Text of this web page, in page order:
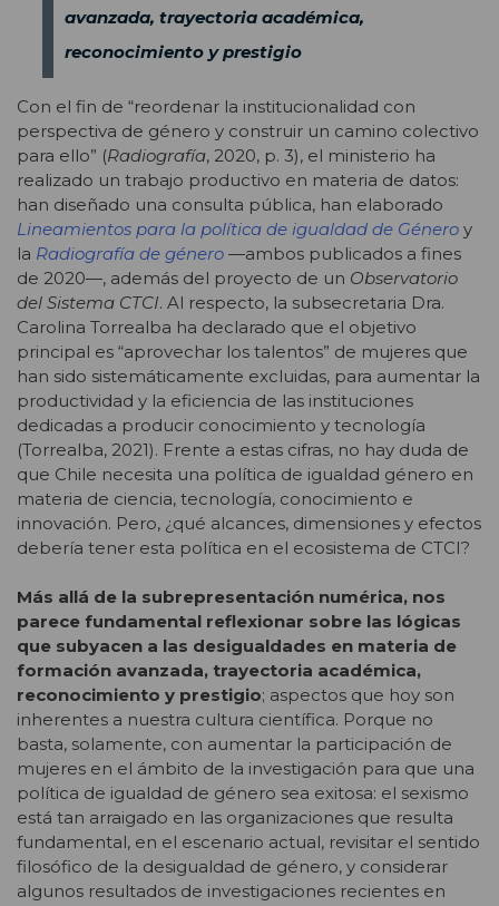
avanzada, trayectoria académica,
reconocimiento y prestigio
Con el fin de “reordenar la institucionalidad con
perspectiva de género y construir un camino colectivo
para ello” (Radiografía, 2020, p. 3), el ministerio ha
realizado un trabajo productivo en materia de datos:
han diseñado una consulta pública, han elaborado
Lineamientos para la política de igualdad de Género y
la Radiografía de género —ambos publicados a fines
de 2020—, además del proyecto de un Observatorio
del Sistema CTCI. Al respecto, la subsecretaria Dra.
Carolina Torrealba ha declarado que el objetivo
principal es “aprovechar los talentos” de mujeres que
han sido sistemáticamente excluidas, para aumentar la
productividad y la eficiencia de las instituciones
dedicadas a producir conocimiento y tecnología
(Torrealba, 2021). Frente a estas cifras, no hay duda de
que Chile necesita una política de igualdad género en
materia de ciencia, tecnología, conocimiento e
innovación. Pero, ¿qué alcances, dimensiones y efectos
debería tener esta política en el ecosistema de CTCI?
Más allá de la subrepresentación numérica, nos
parece fundamental reflexionar sobre las lógicas
que subyacen a las desigualdades en materia de
formación avanzada, trayectoria académica,
reconocimiento y prestigio; aspectos que hoy son
inherentes a nuestra cultura científica. Porque no
basta, solamente, con aumentar la participación de
mujeres en el ámbito de la investigación para que una
política de igualdad de género sea exitosa: el sexismo
está tan arraigado en las organizaciones que resulta
fundamental, en el escenario actual, revisitar el sentido
filosófico de la desigualdad de género, y considerar
algunos resultados de investigaciones recientes en